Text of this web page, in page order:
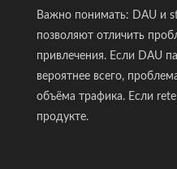
Важно понимать: DAU и
позволяют отличить
привлечения. Если DAU
вероятнее всего,
объёма трафика. Если
продукте.